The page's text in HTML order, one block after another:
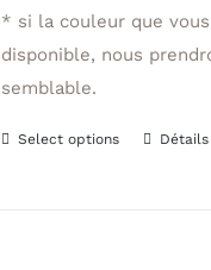
* si la couleur que
disponible, nous
semblable.
Select options
CeDétails